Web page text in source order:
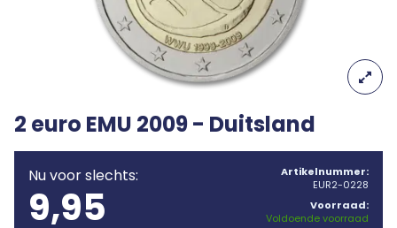
2 euro EMU 2009 - Duitsland
Nu voor slechts:
9,95
Artikelnummer:
EUR2-0228
Voorraad:
Voldoende voorraad